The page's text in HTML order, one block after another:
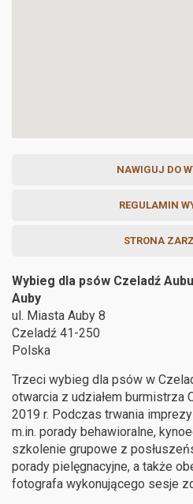
NAWIGUJ DO
REGULAMIN
STRONA
Wybieg dla psów Czeladź
Auby
ul. Miasta Auby 8
Czeladź 41-250
Polska
Trzeci wybieg dla psów w
otwarcia z udziałem burmistrza
2019 r. Podczas trwania
m.in. porady behawioralne,
szkolenie grupowe z
porady pielęgnacyjne, a także
fotografa wykonującego sesje